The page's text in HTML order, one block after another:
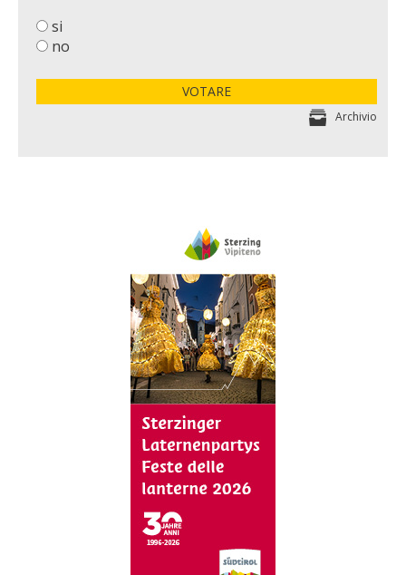
si
no
VOTARE
Archivio